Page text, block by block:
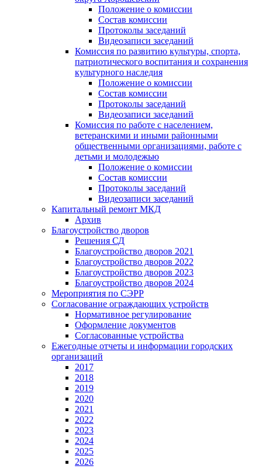
Положение о комиссии
Состав комиссии
Протоколы заседаний
Видеозаписи заседаний
Комиссия по развитию культуры, спорта,
патриотического воспитания и сохранения
культурного наследия
Положение о комиссии
Состав комиссии
Протоколы заседаний
Видеозаписи заседаний
Комиссия по работе с населением,
ветеранскими и иными районными
общественными организациями, работе с
детьми и молодежью
Положение о комиссии
Состав комиссии
Протоколы заседаний
Видеозаписи заседаний
Капитальный ремонт МКД
Архив
Благоустройство дворов
Решения СД
Благоустройство дворов 2021
Благоустройство дворов 2022
Благоустройство дворов 2023
Благоустройство дворов 2024
Мероприятия по СЭРР
Согласование ограждающих устройств
Нормативное регулирование
Оформление документов
Согласованные устройства
Ежегодные отчеты и информации городских
организаций
2017
2018
2019
2020
2021
2022
2023
2024
2025
2026